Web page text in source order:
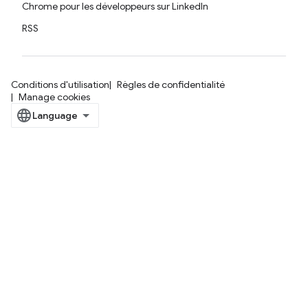
Chrome pour les développeurs sur LinkedIn
RSS
Conditions d'utilisation
Règles de confidentialité
Manage cookies